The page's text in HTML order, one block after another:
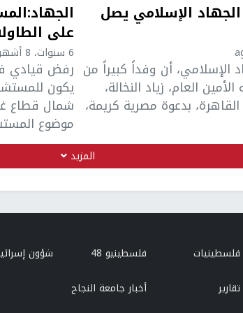
الإسلامي يصل
الإسلامي، أن وفداً كبيراً من
العام، زياد النخالة،
بدعوة مصرية كريمة،
على
6 سنوات، 8 أشهر ago
رفض قيادي
يكون
شمال قطاع
موضوع
المزيد
فلسطينيات فلسطينيو 48 شؤون
تقارير
أخبار جامعة النجاح